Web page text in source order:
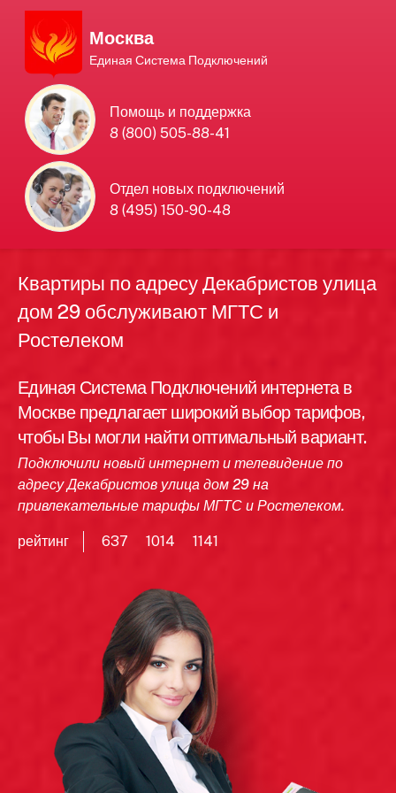
Москва
Единая Система Подключений
Помощь и поддержка
8 (800) 505-88-41
Отдел новых подключений
8 (495) 150-90-48
Единая Система
Подключений
нового интернета и
телевидения в Москве
Квартиры по адресу Декабристов улица
дом 29 обслуживают МГТС и
Ростелеком
Единая Система Подключений интернета в
Москве предлагает широкий выбор тарифов,
чтобы Вы могли найти оптимальный вариант.
Подключили новый интернет и телевидение по
адресу Декабристов улица дом 29 на
привлекательные тарифы МГТС и Ростелеком.
рейтинг 637 1014 1141